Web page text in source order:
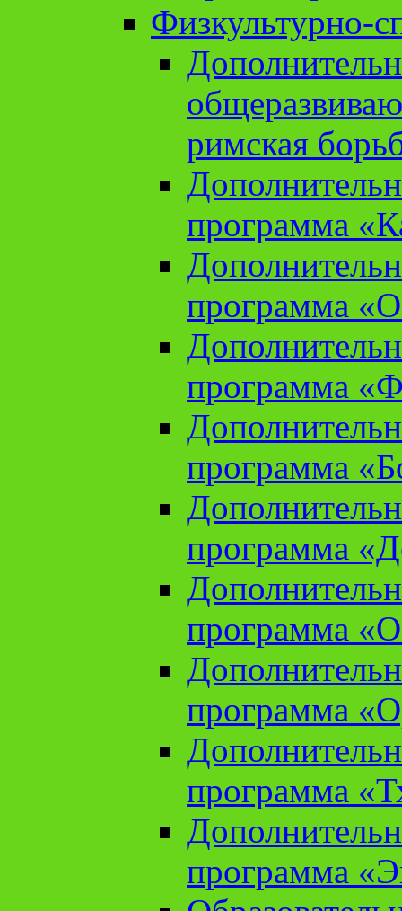
Физкультурно-
римская
программа
программа
программа
программа
программа
программа
программа
программа
программа